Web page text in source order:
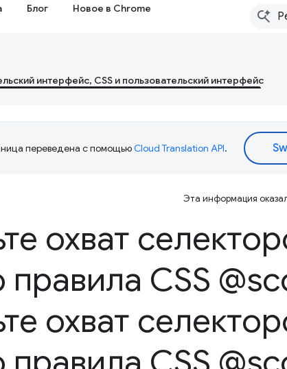
Блог Новое в Chrome
интерфейс, CSS и пользовательский интерфейс
переведена с помощьюCloud Translation API.
Эта информация
охват
CSS
охват